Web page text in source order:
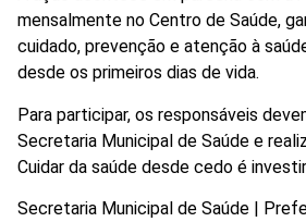
mensalmente no Centro de Saúde,
cuidado, prevenção e atenção à
desde os primeiros dias de vida.
Para participar, os responsáveis
Secretaria Municipal de Saúde e
Cuidar da saúde desde cedo é
Secretaria Municipal de Saúde |